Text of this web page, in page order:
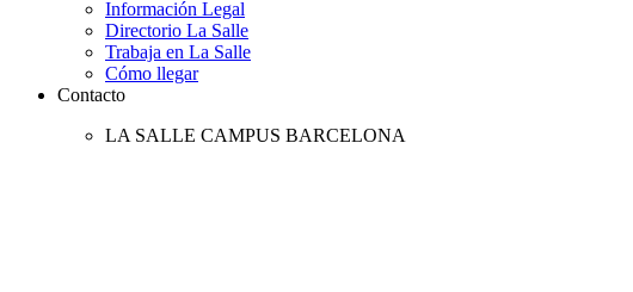
Información Legal
Directorio La Salle
Trabaja en La Salle
Cómo llegar
Contacto
LA SALLE CAMPUS BARCELONA